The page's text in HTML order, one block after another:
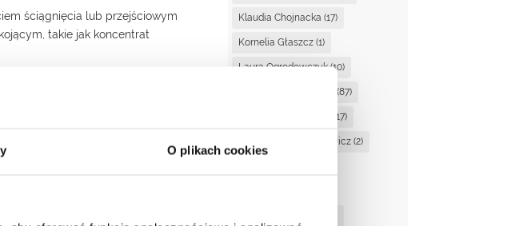
O plikach cookies
ściągnięcia lub przejściowym
takie jak koncentrat
który ogranicza
jej naturalne
Klaudia Chojnacka (17)
Kornelia Głaszcz (1)
Laura Ogrodowczyk(10)
(87)
(17)
Magdalena Kaczanowicz (2)